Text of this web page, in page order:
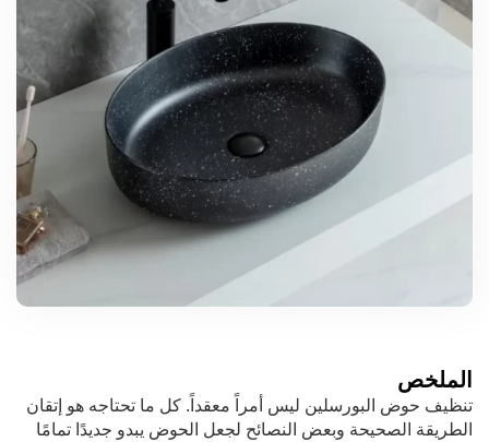
الملخص
تنظيف حوض البورسلين ليس أمراً معقداً. كل ما تحتاجه هو إتقان
الطريقة الصحيحة وبعض النصائح لجعل الحوض يبدو جديدًا تمامًا